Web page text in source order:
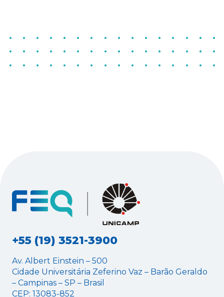
+55 (19) 3521-3900
Av. Albert Einstein – 500
Cidade Universitária Zeferino Vaz – Barão Geraldo
– Campinas – SP – Brasil
CEP: 13083-852